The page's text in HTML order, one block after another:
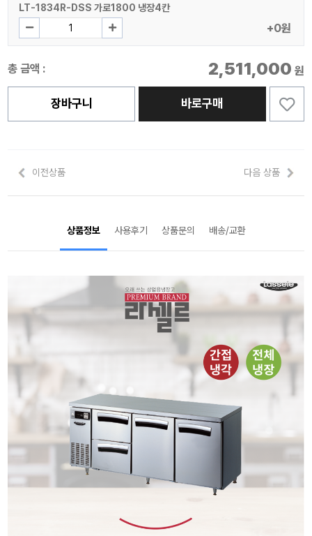
LT-1834R-DSS 가로1800 냉장4칸
+0원
총 금액 : 2,511,000 원
장바구니 바로구매
이전상품 다음 상품
상품정보 사용후기 상품문의 배송/교환